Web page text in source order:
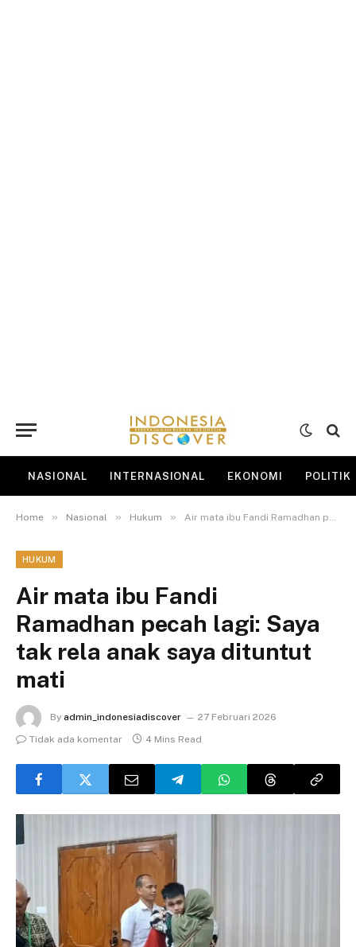
NASIONAL INTERNASIONAL EKONOMI POLITIK
Home » Nasional » Hukum » Air mata ibu Fandi Ramadhan pecah lagi: Saya tak rela anak saya dituntut mati
HUKUM
Air mata ibu Fandi
Ramadhan pecah lagi: Saya
tak rela anak saya dituntut
mati
By admin_indonesiadiscover
27 Februari 2026
Tidak ada komentar
4 Mins Read